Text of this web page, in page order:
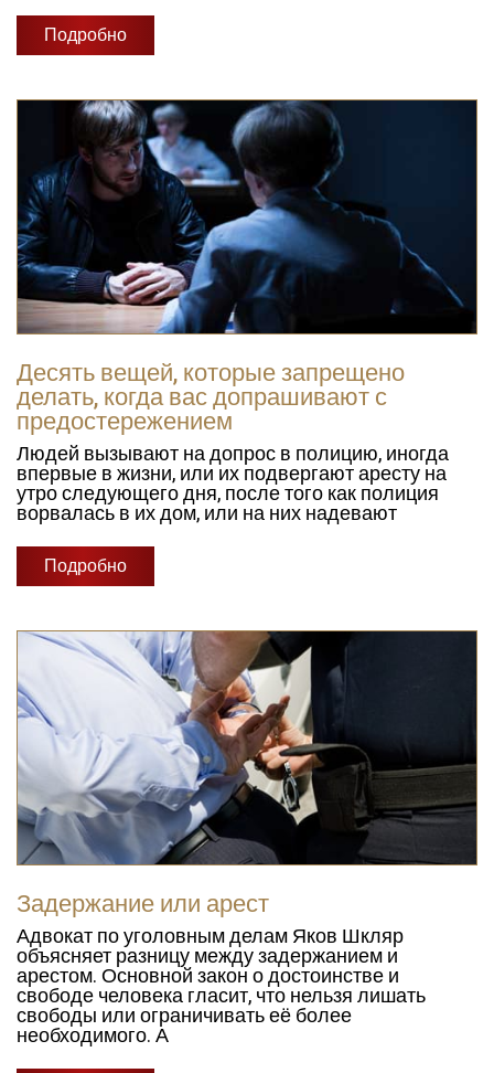
Подробно
Десять вещей, которые запрещено
делать, когда вас допрашивают с
предостережением
Людей вызывают на допрос в полицию, иногда
впервые в жизни, или их подвергают аресту на
утро следующего дня, после того как полиция
ворвалась в их дом, или на них надевают
Подробно
Задержание или арест
Адвокат по уголовным делам Яков Шкляр
объясняет разницу между задержанием и
арестом. Основной закон о достоинстве и
свободе человека гласит, что нельзя лишать
свободы или ограничивать её более
необходимого. А